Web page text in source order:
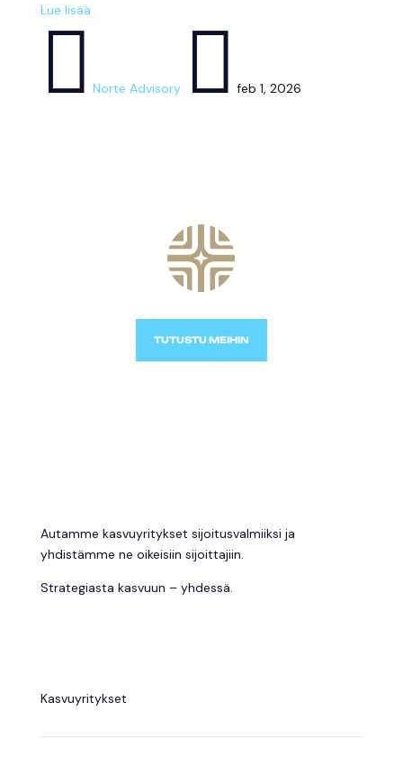
Lue lisää
 Norte Advisory  feb 1, 2026
TUTUSTU MEIHIN
Autamme kasvuyritykset sijoitusvalmiiksi ja
yhdistämme ne oikeisiin sijoittajiin.
Strategiasta kasvuun – yhdessä.
Kasvuyritykset